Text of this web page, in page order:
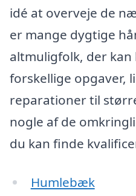
idé at overveje de
er mange dygtige
altmuligfolk, der
forskellige opgaver,
reparationer til
nogle af de
du kan finde
Humlebæk